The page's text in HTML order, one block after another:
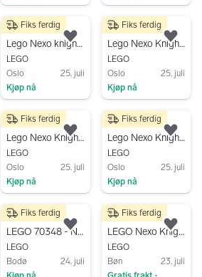
100 kr
Lego Nexo knights Lance i kamprustning 70366
LEGO
Oslo
25. juli
Kjøp nå
Fiks ferdig
Legg til som favoritt.
200 kr
Lego Nexo Knights Lances Lansekjøretøy 70348
LEGO
Oslo
25. juli
Kjøp nå
Fiks ferdig
100 kr
Lego Nexo Knights Kaoskatapult 70311
LEGO
Oslo
25. juli
Kjøp nå
Fiks ferdig
Legg til som favoritt.
200 kr
Lego Nexo Knights Ruinas angrepskjøretøy 70349
LEGO
Oslo
25. juli
Kjøp nå
Fiks ferdig
250 kr
LEGO 70348 - NEXO KNIGHTS - Lance's Twin Jouster
LEGO
Bodø
24. juli
Fiks ferdig
Legg til som favoritt.
79 kr
LEGO Nexo Knights | Royal Soldiers (nex019)
LEGO
Bøn
23. juli
•
Fiks ferdig